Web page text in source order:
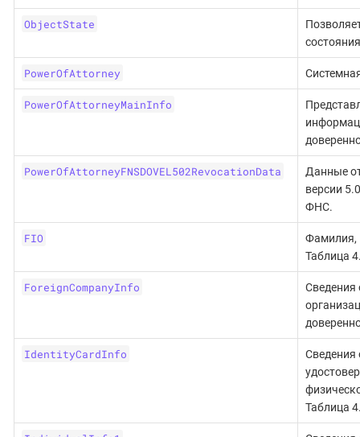
ObjectState
PowerOfAttorney
PowerOfAttorneyMainInfo
PowerOfAttorneyFNSDOVEL502RevocationData
Данные
версии
ФНС.
FIO
Фамилия,
Таблица
ForeignCompanyInfo
Сведения
IdentityCardInfo
Сведения
Таблица